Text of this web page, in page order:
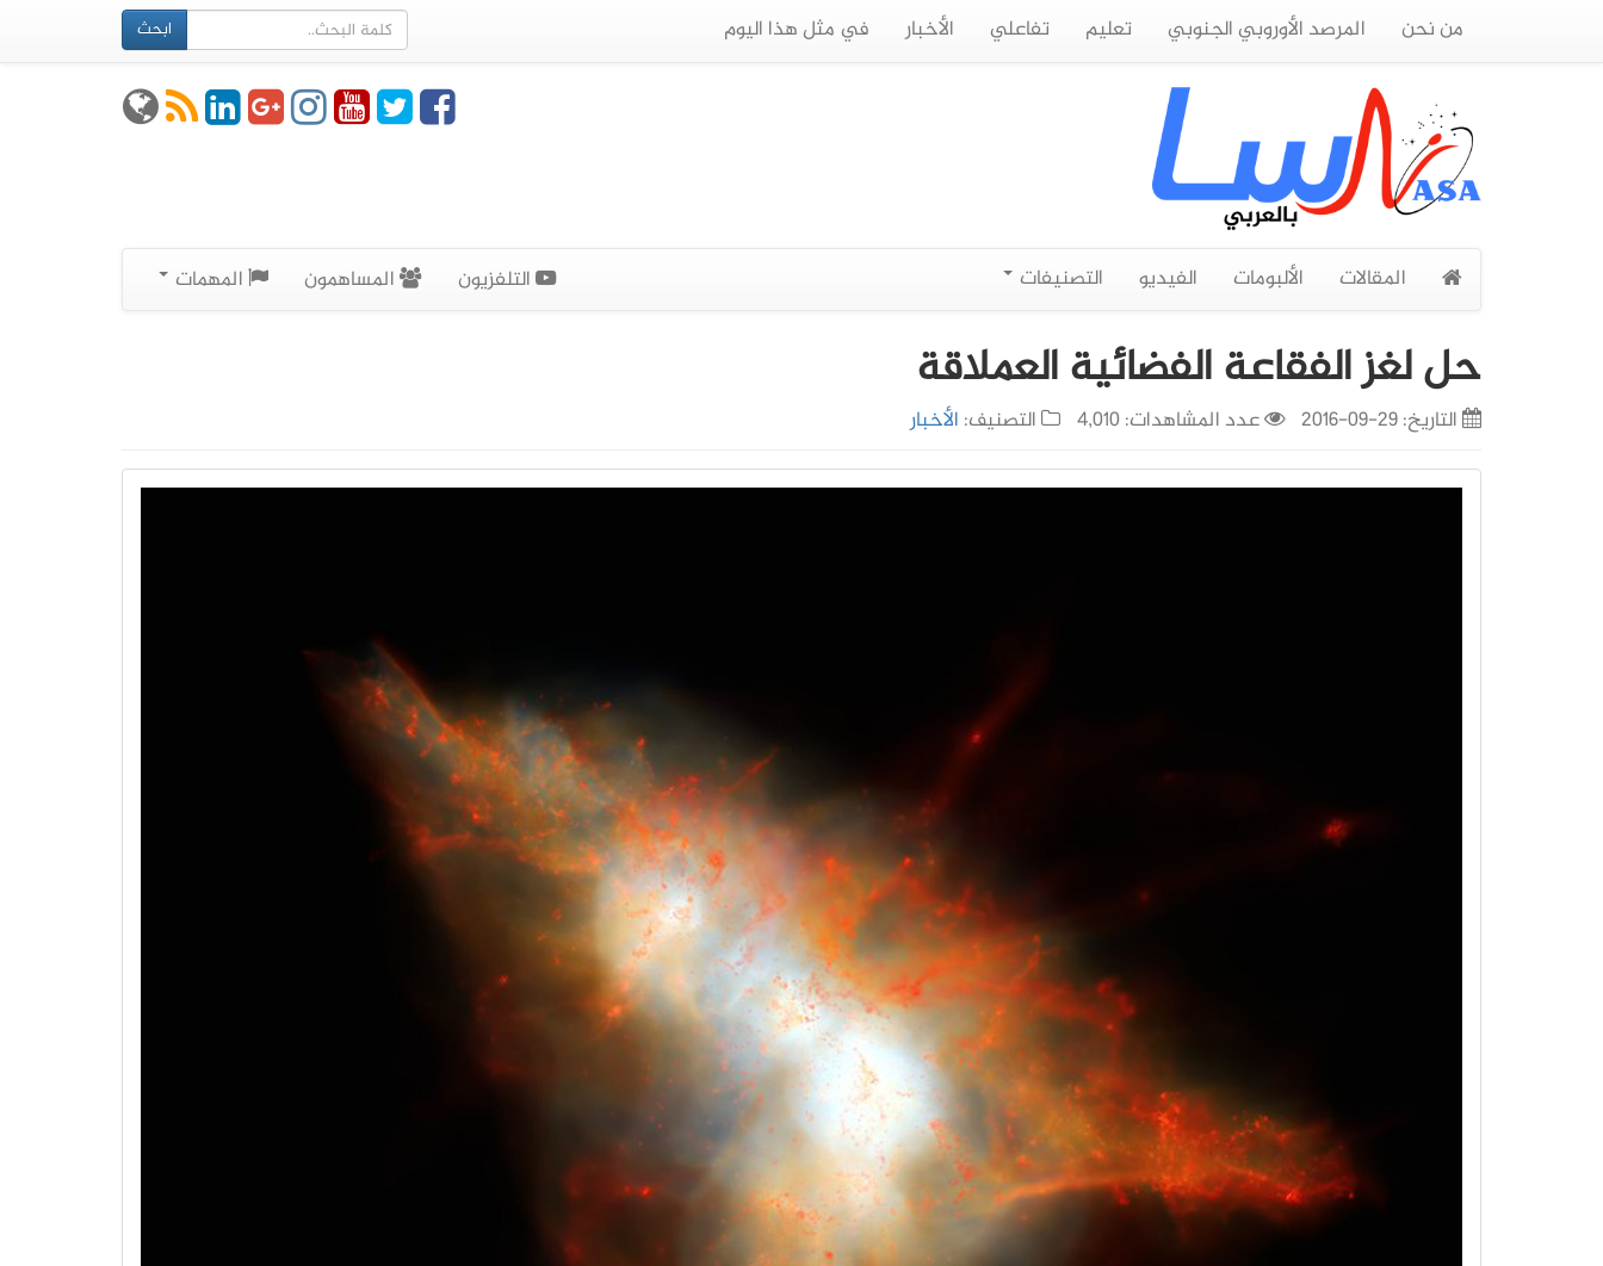
من نحن المرصد الأوروبي الجنوبي تعليم تفاعلي الأخبار في مثل هذا اليوم ابحث
المقالات الألبومات الفيديو التصنيفات التلفزيون المساهمون المهمات
حل لغز الفقاعة الفضائية العملاقة
التاريخ:29-09-2016 عدد المشاهدات: 4,010 التصنيف: الأخبار